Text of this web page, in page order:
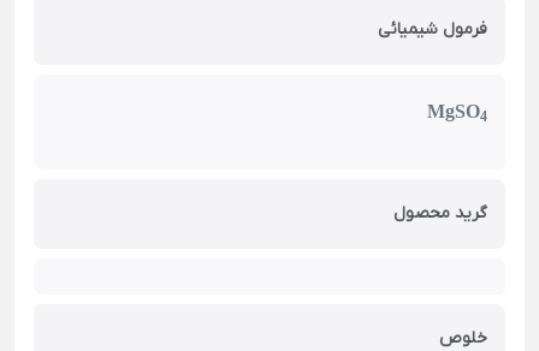
فرمول شیمیائی
MgSO4
گرید محصول
خلوص